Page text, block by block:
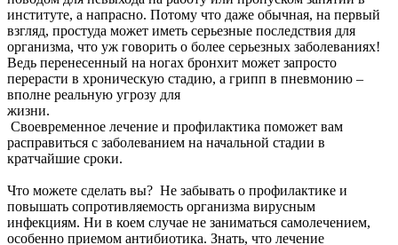
институте, а напрасно. Потому что даже обычная, на первый
взгляд, простуда может иметь серьезные последствия для
организма, что уж говорить о более серьезных заболеваниях!
Ведь перенесенный на ногах бронхит может запросто
перерасти в хроническую стадию, а грипп в пневмонию –
вполне реальную угрозу для
Своевременное лечение и профилактика поможет вам
расправиться с заболеванием на начальной стадии в
кратчайшие сроки.
Что можете сделать вы? Не забывать о профилактике и
повышать сопротивляемость организма вирусным
инфекциям. Ни в коем случае не заниматься самолечением,
особенно приемом антибиотика. Знать, что лечение